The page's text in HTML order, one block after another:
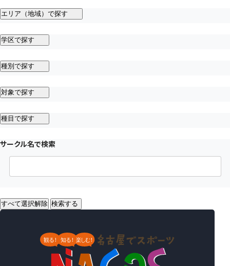
エリア（地域）で探す
学区で探す
種別で探す
対象で探す
種目で探す
サークル名で検索
すべて選択解除 検索する